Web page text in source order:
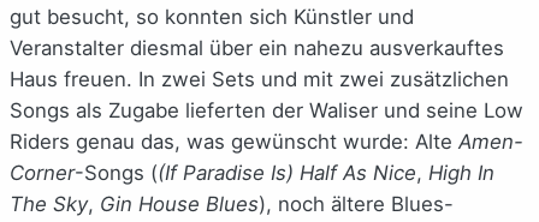
gut besucht, so konnten sich Künstler und
Veranstalter diesmal über ein nahezu ausverkauftes
Haus freuen. In zwei Sets und mit zwei zusätzlichen
Songs als Zugabe lieferten der Waliser und seine Low
Riders genau das, was gewünscht wurde: Alte Amen-
Corner-Songs ((If Paradise Is) Half As Nice, High In
The Sky, Gin House Blues), noch ältere Blues-